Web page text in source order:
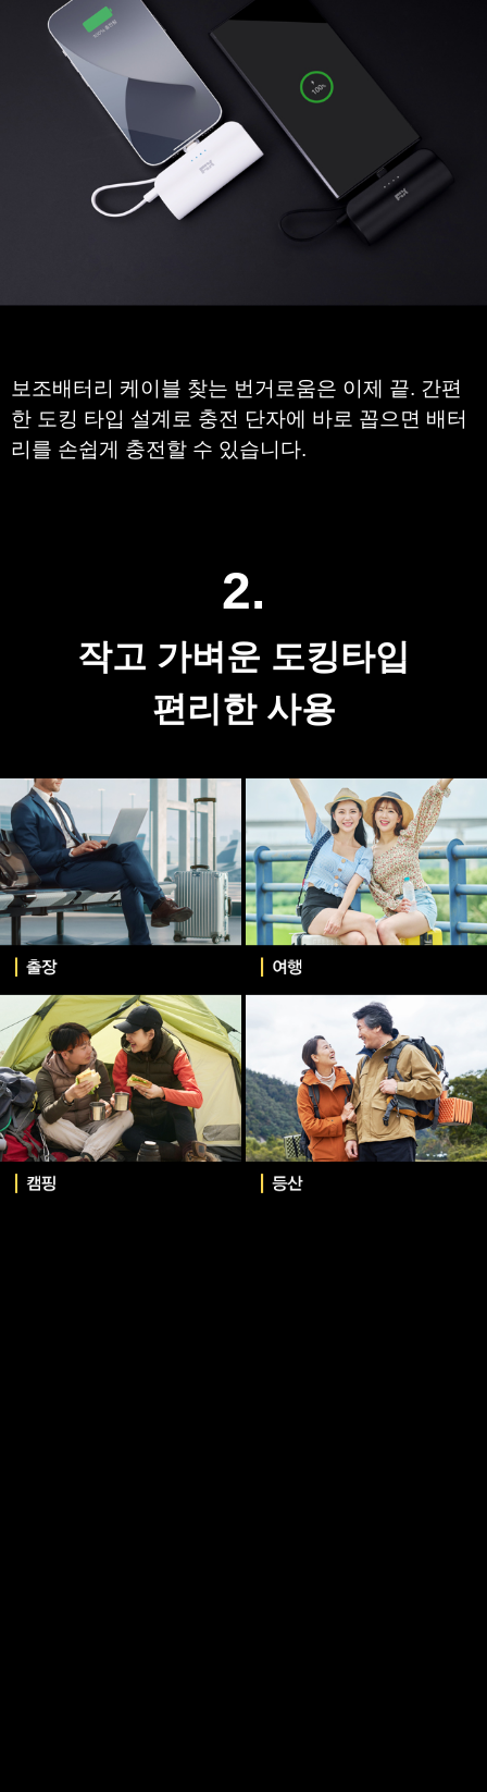
불필요한 선 없이
꽂아서 바로 사용
보조배터리 케이블 찾는 번거로움은 이제 끝. 간편
한 도킹 타입 설계로 충전 단자에 바로 꼽으면 배터
리를 손쉽게 충전할 수 있습니다.
2.
작고 가벼운 도킹타입
편리한 사용